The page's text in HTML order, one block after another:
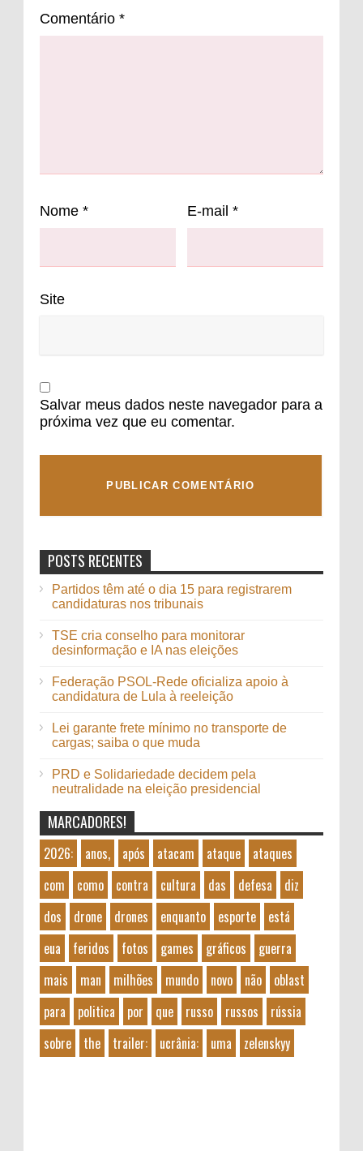
Comentário *
Nome * E-mail *
Site
Salvar meus dados neste navegador para a
próxima vez que eu comentar.
POSTS RECENTES
Partidos têm até o dia 15 para registrarem
candidaturas nos tribunais
TSE cria conselho para monitorar
desinformação e IA nas eleições
Federação PSOL-Rede oficializa apoio à
candidatura de Lula à reeleição
Lei garante frete mínimo no transporte de
cargas; saiba o que muda
PRD e Solidariedade decidem pela
neutralidade na eleição presidencial
MARCADORES!
2026: anos, após atacam ataque
ataques
com
como contra cultura das defesa
diz
dos
drone drones enquanto esporte
está
eua
feridos fotos games gráficos
guerra
mais
man milhões mundo novo não
oblast
para
politica por que russo russos
rússia
sobre
the trailer: ucrânia: uma zelenskyy